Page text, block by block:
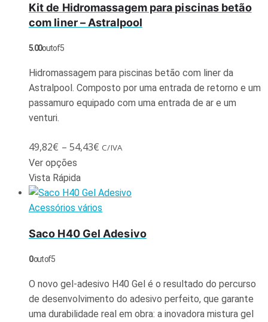
Kit de Hidromassagem para piscinas betão
com liner – Astralpool
5.00out of 5
Hidromassagem para piscinas betão com liner da
Astralpool. Composto por uma entrada de retorno e um
passamuro equipado com uma entrada de ar e um
venturi.
49,82€ – 54,43€ C/IVA
Ver opções
Vista Rápida
Acessórios vários
Saco H40 Gel Adesivo
0out of 5
O novo gel-adesivo H40 Gel é o resultado do percurso
de desenvolvimento do adesivo perfeito, que garante
uma durabilidade real em obra: a inovadora mistura gel